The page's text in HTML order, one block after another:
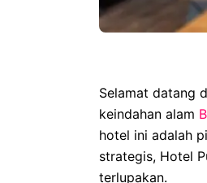
Selamat datang
keindahan alam
hotel ini adalah
strategis, Hotel
terlupakan.